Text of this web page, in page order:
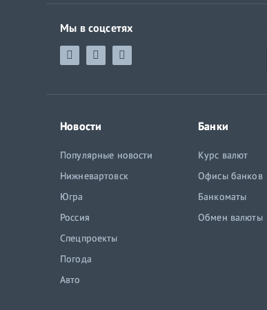
Мы в соцсетях
Новости
Популярные новости
Нижневартовск
Югра
Россия
Спецпроекты
Погода
Авто
Банки
Курс валют
Офисы банков
Банкоматы
Обмен валюты